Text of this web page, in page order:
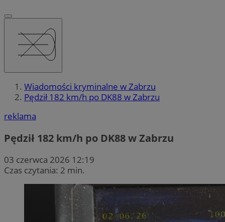
Wiadomości kryminalne w Zabrzu
Pędził 182 km/h po DK88 w Zabrzu
reklama
Pędził 182 km/h po DK88 w Zabrzu
03 czerwca 2026 12:19
Czas czytania: 2 min.